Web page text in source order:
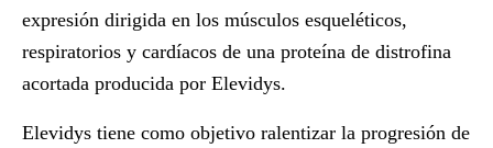
expresión dirigida en los músculos esqueléticos,
respiratorios y cardíacos de una proteína de distrofina
acortada producida por Elevidys.
Elevidys tiene como objetivo ralentizar la progresión de